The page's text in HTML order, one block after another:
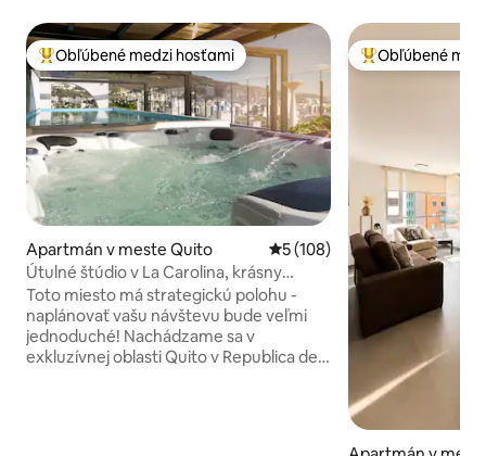
Najobľúbenejšie medzi hosťami
Obľúbené medzi hosťami
Apartmán v meste Quito Priemerné ohodnotenie 5 z
5 (108)
Útulné štúdio v La Carolina, krásny
výhľad!
Toto miesto má strategickú polohu -
naplánovať vašu návštevu bude veľmi
jednoduché! Nachádzame sa v
exkluzívnej oblasti Quito v Republica del
Najobľúbenejšie
Obľúbené